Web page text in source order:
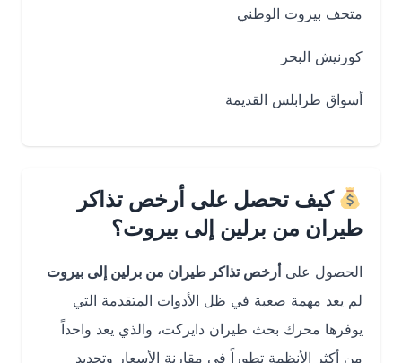
متحف بيروت الوطني
كورنيش البحر
أسواق طرابلس القديمة
كيف تحصل على أرخص تذاكر
طيران من برلين إلى بيروت؟
الحصول علىأرخص تذاكر طيران من برلين إلى بيروت
لم يعد مهمة صعبة في ظل الأدوات المتقدمة التي
يوفرها محرك بحث طيران دايركت، والذي يعد واحداً
من أكثر الأنظمة تطوراً في مقارنة الأسعار وتحديد